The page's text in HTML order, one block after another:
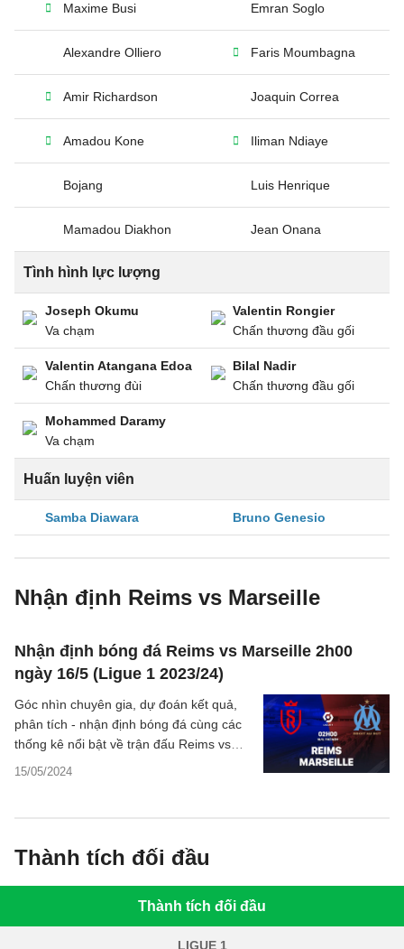
Maxime Busi Emran Soglo
Alexandre Olliero Faris Moumbagna
Amir Richardson Joaquin Correa
Amadou Kone Iliman Ndiaye
Bojang Luis Henrique
Mamadou Diakhon Jean Onana
Tình hình lực lượng
Joseph Okumu
Va chạm
Valentin Rongier
Chấn thương đầu gối
Valentin Atangana Edoa
Chấn thương đùi
Bilal Nadir
Chấn thương đầu gối
Mohammed Daramy
Va chạm
Huấn luyện viên
Samba Diawara Bruno Genesio
Nhận định Reims vs Marseille
Nhận định bóng đá Reims vs Marseille 2h00
ngày 16/5 (Ligue 1 2023/24)
15/05/2024
Góc nhìn chuyên gia, dự đoán kết quả,
phân tích - nhận định bóng đá cùng các
thống kê nổi bật về trận đấu Reims vs
Marseille thuộc vòng 32 giải VĐQG Pháp
Thành tích đối đầu
Thành tích đối đầu
LIGUE 1